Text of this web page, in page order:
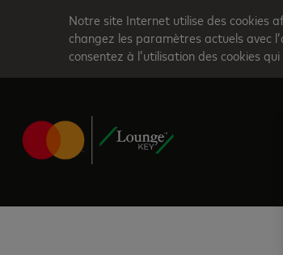
content
Notre site Internet utilise des cookies
changez les paramètres actuels avec
consentez à l’utilisation des cookies